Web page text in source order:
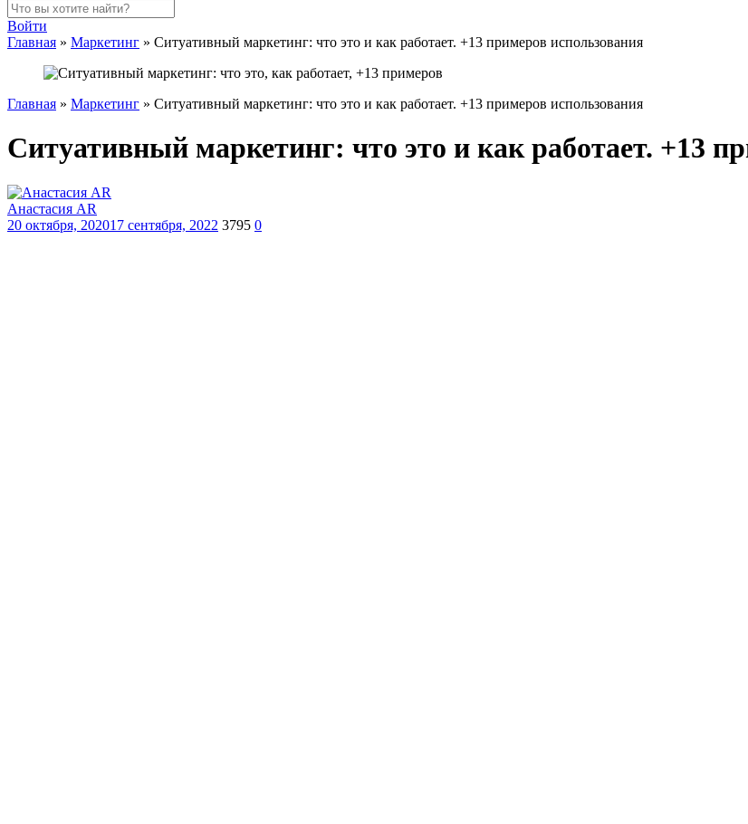
Войти
Главная » Маркетинг » Ситуативный маркетинг: что это и как работает. +13 примеров использования
Главная » Маркетинг » Ситуативный маркетинг: что это и как работает. +13 примеров использования
Ситуативный маркетинг: что это и как работает. +13
Анастасия AR
20 октября, 202017 сентября, 2022 3795 0